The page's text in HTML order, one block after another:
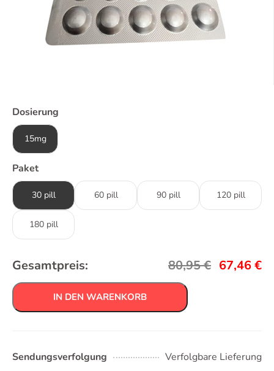
Dosierung
15mg
Paket
30 pill 60 pill 90 pill 120 pill
180 pill
Gesamtpreis: 80,95€ 67,46€
IN DEN WARENKORB
Sendungsverfolgung
Verfolgbare Lieferung